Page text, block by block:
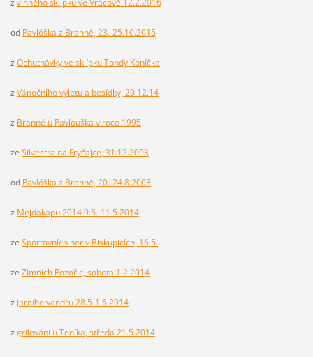
z vinného sklípku ve Vracově 12.2.2016
od Pavlóška z Branné, 23.-25.10.2015
z Ochutnávky ve sklípku Tondy Koníčka
z Vánočního výletu a besídky, 20.12.14
z Branné u Pavlouška v roce 1995
ze Silvestra na Fryčajce, 31.12.2003
od Pavlóška z Branné, 20.-24.8.2003
z Mejdakapu 2014 9.5.-11.5.2014
ze Sportovních her v Biskupicích, 16.5.
ze Zimních Pozořic, sobota 1.2.2014
z jarního vandru 28.5-1.6.2014
z grilování u Toníka, středa 21.5.2014